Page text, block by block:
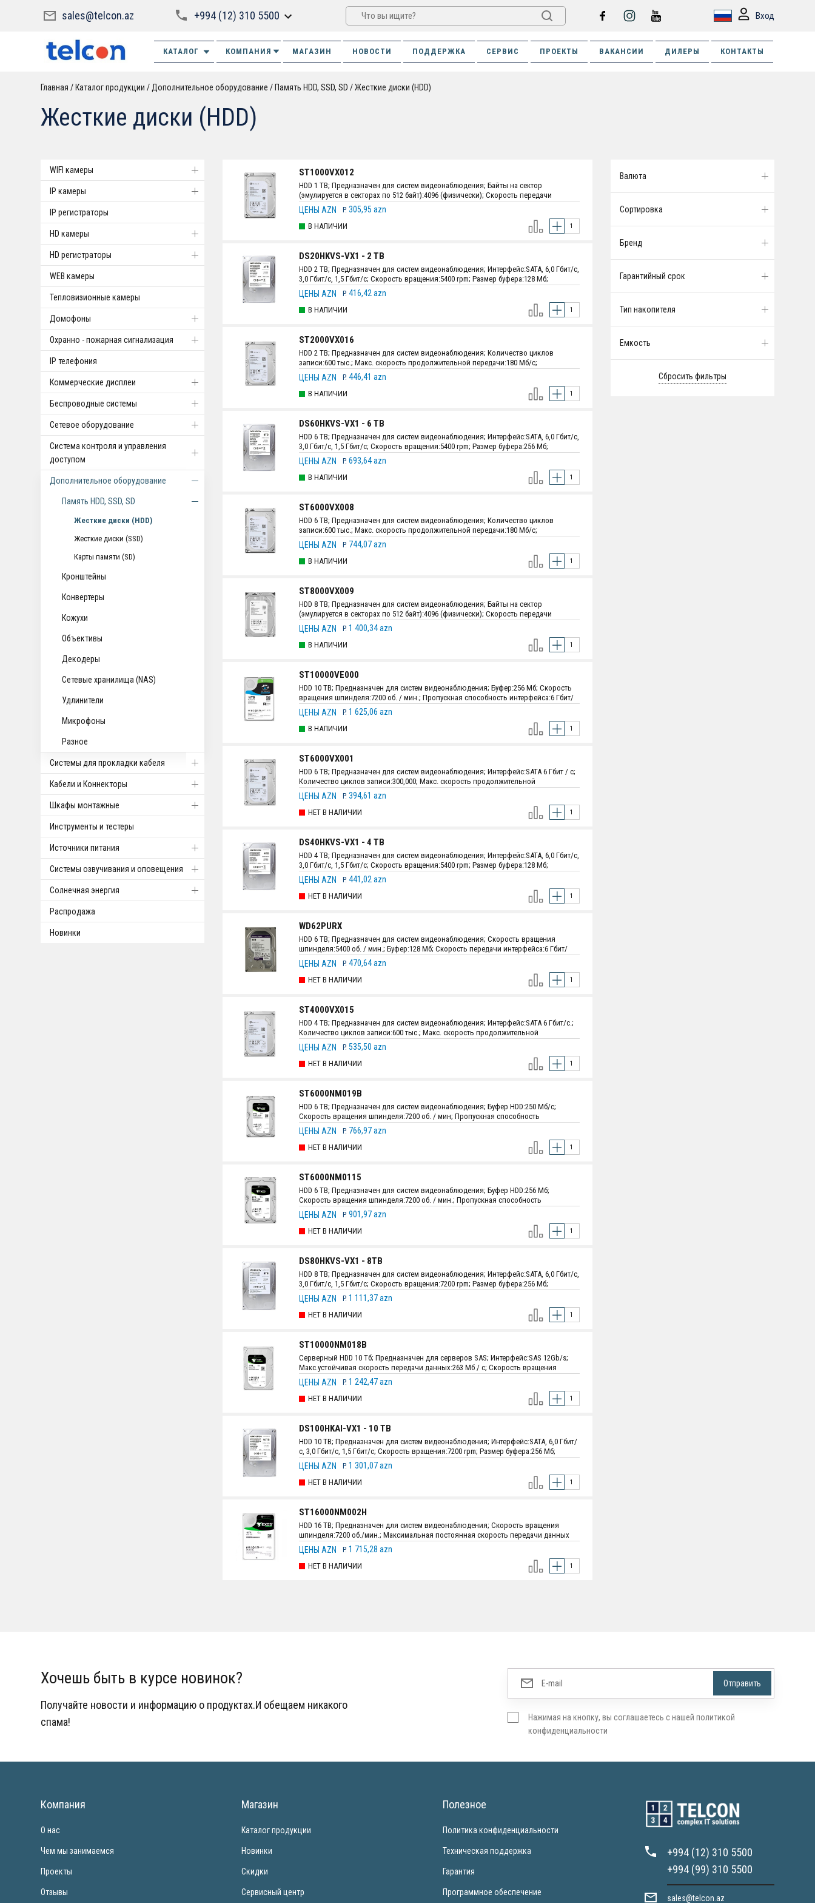
sales@telcon.az +994 (12) 310 5500 Вход
КАТАЛОГ КОМПАНИЯ МАГАЗИН НОВОСТИ ПОДДЕРЖКА СЕРВИС ПРОЕКТЫ ВАКАНСИИ ДИЛЕРЫ КОНТАКТЫ
Главная Каталог продукции Дополнительное оборудование Память HDD, SSD, SD Жесткие диски (HDD)
Жесткие диски (HDD)
WIFI камеры
IP камеры
IP регистраторы
HD камеры
HD регистраторы
WEB камеры
Тепловизионные камеры
Домофоны
Охранно - пожарная сигнализация
IP телефония
Коммерческие дисплеи
Беспроводные системы
Cетевое оборудование
Система контроля и управления
доступом
Дополнительное оборудование
Память HDD, SSD, SD
Жесткие диски (HDD)
Жесткие диски (SSD)
Карты памяти (SD)
Кронштейны
Конвертеры
Кожухи
Объективы
Декодеры
Сетевые хранилища (NAS)
Удлинители
Микрофоны
Разное
Системы для прокладки кабеля
Кабели и Коннекторы
Шкафы монтажные
Инструменты и тестеры
Источники питания
Системы озвучивания и оповещения
Солнечная энергия
Распродажа
Новинки
Валюта
Сортировка
Бренд
Гарантийный срок
Тип накопителя
Емкость
ST1000VX012
HDD 1 TB; Предназначен для систем видеонаблюдения; Байты на сектор
(эмулируется в секторах по 512 байт):4096 (физически); Скорость передачи
интерфейса SATA:600 МБ/с; Бефер:256 Мб.; Размеры:146.99 мм х 101.6 мм х 20.20 мм
(5.787" х 4.0" х 0.795"); Вес:415 г.
ЦЕНЫ AZN P. 305,95 azn
В НАЛИЧИИ
DS20HKVS-VX1 - 2 TB
HDD 2 TB; Предназначен для систем видеонаблюдения; Интерфейc:SATA, 6,0 Гбит/с,
3,0 Гбит/с, 1,5 Гбит/с; Скорость вращения:5400 rpm; Размер буфера:128 Мб;
Максимальная скорость передачи данных:176,4 Мб/с; Размеры:147.0 мм х 101.6 мм
± 0.25 мм х 26.1 мм; Вес:440 г.
ЦЕНЫ AZN P. 416,42 azn
В НАЛИЧИИ
ST2000VX016
HDD 2 TB; Предназначен для систем видеонаблюдения; Количество циклов
записи:600 тыс.; Макс. скорость продолжительной передачи:180 Мб/с;
Размеры:146.99 мм x 101.6 мм x 20.20 мм; Вес:415 г.
ЦЕНЫ AZN P. 446,41 azn
В НАЛИЧИИ
DS60HKVS-VX1 - 6 TB
HDD 6 TB; Предназначен для систем видеонаблюдения; Интерфейc:SATA, 6,0 Гбит/с,
3,0 Гбит/с, 1,5 Гбит/с; Скорость вращения:5400 rpm; Размер буфера:256 Мб;
Максимальная скорость передачи данных:176,4 Мб/с; Размеры:147.0 мм х 101.6 мм
± 0.25 мм х 26.1 мм; Вес:680 г.
ЦЕНЫ AZN P. 693,64 azn
В НАЛИЧИИ
ST6000VX008
HDD 6 TB; Предназначен для систем видеонаблюдения; Количество циклов
записи:600 тыс.; Макс. скорость продолжительной передачи:180 Мб/с;
Размеры:146.99 мм x 101.6 мм x 20.20 мм; Вес:630 г.
ЦЕНЫ AZN P. 744,07 azn
В НАЛИЧИИ
ST8000VX009
HDD 8 TB; Предназначен для систем видеонаблюдения; Байты на сектор
(эмулируется в секторах по 512 байт):4096 (физически); Скорость передачи
интерфейса SATA:600 МБ/с; Буфер:256 Мб.; Размеры:146.99 мм х 101.6 мм х 26.1 мм
(5.787" х 4.0" х 1.028"); Вес:630 г.
ЦЕНЫ AZN P. 1 400,34 azn
В НАЛИЧИИ
ST10000VE000
HDD 10 TB; Предназначен для систем видеонаблюдения; Буфер:256 Мб; Скорость
вращения шпинделя:7200 об. / мин.; Пропускная способность интерфейса:6 Гбит/
сек; Макс. устойчивая скорость передачи OD: 245 Мб / с; Размеры:101.85 мм х
146.99 мм х 26.11 мм; Вес:720 г.
ЦЕНЫ AZN P. 1 625,06 azn
В НАЛИЧИИ
ST6000VX001
HDD 6 TB; Предназначен для систем видеонаблюдения; Интерфейc:SATA 6 Гбит / с;
Количество циклов записи:300,000; Макс. скорость продолжительной
передачи:180 Мб/с; Размеры:146.99 мм х 101.85 мм х 26.11 мм; Вес:610 г.
ЦЕНЫ AZN P. 394,61 azn
НЕТ В НАЛИЧИИ
DS40HKVS-VX1 - 4 TB
HDD 4 TB; Предназначен для систем видеонаблюдения; Интерфейc:SATA, 6,0 Гбит/с,
3,0 Гбит/с, 1,5 Гбит/с; Скорость вращения:5400 rpm; Размер буфера:128 Мб;
Максимальная скорость передачи данных:176,4 Мб/с; Размеры:147.0 мм х 101.6 мм
± 0.25 мм х 26.1 мм; Вес:650 г.
ЦЕНЫ AZN P. 441,02 azn
НЕТ В НАЛИЧИИ
WD62PURX
HDD 6 TB; Предназначен для систем видеонаблюдения; Скорость вращения
шпинделя:5400 об. / мин.; Буфер:128 Мб; Скорость передачи интерфейса:6 Гбит/
сек.; Пропускная способность интерфейса:6 Гбит / сек.; Размеры:102 мм x 26 мм x
147 мм; Вес:0.687 кг.
ЦЕНЫ AZN P. 470,64 azn
НЕТ В НАЛИЧИИ
ST4000VX015
HDD 4 TB; Предназначен для систем видеонаблюдения; Интерфейc:SATA 6 Гбит/с.;
Количество циклов записи:600 тыс.; Макс. скорость продолжительной
передачи:180 Мб/с; Размеры:146.99 мм х 101.85 мм х 20.1 мм; Вес:490 г.
ЦЕНЫ AZN P. 535,50 azn
НЕТ В НАЛИЧИИ
ST6000NM019B
HDD 6 TB; Предназначен для систем видеонаблюдения; Буфер HDD:250 Мб/с;
Скорость вращения шпинделя:7200 об. / мин; Пропускная способность
интерфейса:6 Гбит/сек; Размеры:147.0 мм х 101.85 мм х 26.11 мм; Вес:716 г.
ЦЕНЫ AZN P. 766,97 azn
НЕТ В НАЛИЧИИ
ST6000NM0115
HDD 6 TB; Предназначен для систем видеонаблюдения; Буфер HDD:256 Мб;
Скорость вращения шпинделя:7200 об. / мин.; Пропускная способность
интерфейса:6 Гбит/сек; Размеры:147.0 мм х 101.85 мм х 26.11 мм.; Вес:0.698 кг.
ЦЕНЫ AZN P. 901,97 azn
НЕТ В НАЛИЧИИ
DS80HKVS-VX1 - 8TB
HDD 8 TB; Предназначен для систем видеонаблюдения; Интерфейc:SATA, 6,0 Гбит/с,
3,0 Гбит/с, 1,5 Гбит/с; Скорость вращения:7200 rpm; Размер буфера:256 Мб;
Максимальная скорость передачи данных:220 Мб/с; Размеры:147.0 мм х 101.85 мм
х 26.1 мм; Вес:720 г.
ЦЕНЫ AZN P. 1 111,37 azn
НЕТ В НАЛИЧИИ
ST10000NM018B
Серверный HDD 10 Тб; Предназначен для серверов SAS; Интерфейс:SAS 12Gb/s;
Макс.устойчивая скорость передачи данных:263 Мб / с; Скорость вращения
шпинделя (об./мин.):7,200; Размеры:147 мм х 101.85 мм х 26.11 мм (5.787" х 4.01" х
1.028"); Вес:720 г (1.59 фунта).
ЦЕНЫ AZN P. 1 242,47 azn
НЕТ В НАЛИЧИИ
DS100HKAI-VX1 - 10 TB
HDD 10 TB; Предназначен для систем видеонаблюдения; Интерфейc:SATA, 6,0 Гбит/
с, 3,0 Гбит/с, 1,5 Гбит/с; Скорость вращения:7200 rpm; Размер буфера:256 Мб;
Максимальная скорость передачи данных:220 Мб/с; Размеры:147.0 мм х 101.85 мм
х 26.1 мм; Вес:720 г.
ЦЕНЫ AZN P. 1 301,07 azn
НЕТ В НАЛИЧИИ
ST16000NM002H
HDD 16 TB; Предназначен для систем видеонаблюдения; Скорость вращения
шпинделя:7200 об./мин.; Максимальная постоянная скорость передачи данных
(OD):285 / 272 МБ/с, МиБ/с; Размер сектора 512e:512 Б/с; Размер сектора 4Kn:4,096
Б/с; Размеры:147 мм х 101.85 мм х 26.1 мм (5.787" х 4.010" х 1.028"); Вес:685 г.
ЦЕНЫ AZN P. 1 715,28 azn
НЕТ В НАЛИЧИИ
Хочешь быть в курсе новинок?
Получайте новости и информацию о продуктах.И обещаем никакого
спама!
Нажимая на кнопку, вы соглашаетесь с нашей политикой
конфиденциальности
Компания
О нас
Чем мы занимаемся
Проекты
Отзывы
Магазин
Каталог продукции
Новинки
Скидки
Сервисный центр
Полезное
Политика конфиденциальности
Техническая поддержка
Гарантия
Программное обеспечение
+994 (12) 310 5500
+994 (99) 310 5500
sales@telcon.az